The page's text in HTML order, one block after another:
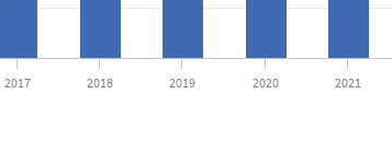
2017 2018 2019 2020 2021